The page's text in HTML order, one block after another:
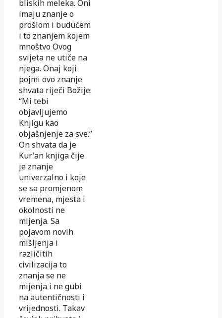
bliskih meleka. Oni
imaju znanje o
prošlom i budućem
i to znanjem kojem
mnoštvo Ovog
svijeta ne utiče na
njega. Onaj koji
pojmi ovo znanje
shvata riječi Božije:
“Mi tebi
objavljujemo
Knjigu kao
objašnjenje za sve.”
On shvata da je
Kur'an knjiga čije
je znanje
univerzalno i koje
se sa promjenom
vremena, mjesta i
okolnosti ne
mijenja. Sa
pojavom novih
mišljenja i
različitih
civilizacija to
znanja se ne
mijenja i ne gubi
na autentičnosti i
vrijednosti. Takav